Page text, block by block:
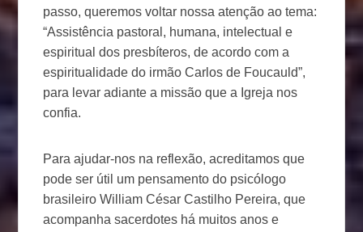
passo, queremos voltar nossa atenção ao tema:
“Assistência pastoral, humana, intelectual e
espiritual dos presbíteros, de acordo com a
espiritualidade do irmão Carlos de Foucauld”,
para levar adiante a missão que a Igreja nos
confia.
Para ajudar-nos na reflexão, acreditamos que
pode ser útil um pensamento do psicólogo
brasileiro William César Castilho Pereira, que
acompanha sacerdotes há muitos anos e